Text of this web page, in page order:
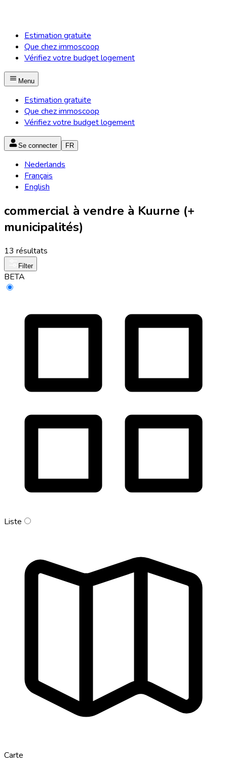
Estimation gratuite
Que chez immoscoop
Vérifiez votre budget logement
Menu
Estimation gratuite
Que chez immoscoop
Vérifiez votre budget logement
Se connecter FR
Nederlands
Français
English
commercial à vendre à Kuurne (+
municipalités)
13 résultats
Filter
BETA
Liste
Carte